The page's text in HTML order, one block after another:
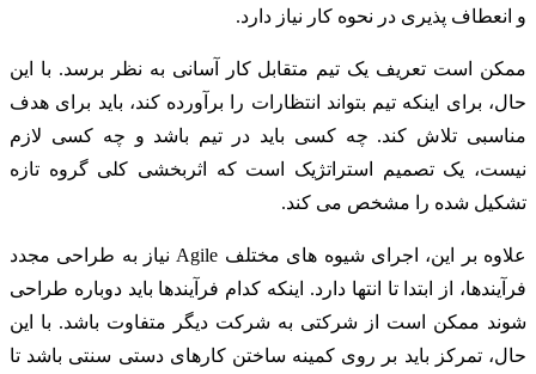
و انعطاف پذیری در نحوه کار نیاز دارد.
ممکن است تعریف یک تیم متقابل کار آسانی به نظر برسد. با این
حال، برای اینکه تیم بتواند انتظارات را برآورده کند، باید برای هدف
مناسبی تلاش کند. چه کسی باید در تیم باشد و چه کسی لازم
نیست، یک تصمیم استراتژیک است که اثربخشی کلی گروه تازه
تشکیل شده را مشخص می کند.
علاوه بر این، اجرای شیوه های مختلف Agile نیاز به طراحی مجدد
فرآیندها، از ابتدا تا انتها دارد. اینکه کدام فرآیندها باید دوباره طراحی
شوند ممکن است از شرکتی به شرکت دیگر متفاوت باشد. با این
حال، تمرکز باید بر روی کمینه ساختن کارهای دستی سنتی باشد تا